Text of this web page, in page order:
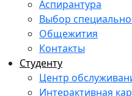
Аспирантура
Выбор
Общежития
Контакты
Студенту
Центр
Интерактивная